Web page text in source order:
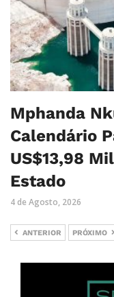
Mphanda
Calendário
US$13,98
Estado
4 de Agosto, 2026
ANTERIOR PRÓXIMO